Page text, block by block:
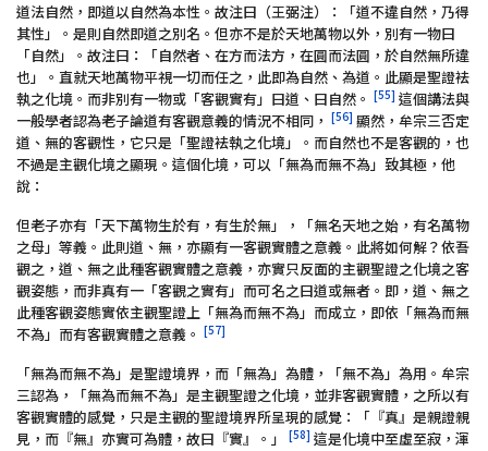
道法自然，即道以自然為本性。故注曰（王弼注）：「道不違自然，乃得
其性」。是則自然即道之別名。但亦不是於天地萬物以外，別有一物曰
「自然」。故注曰：「自然者、在方而法方，在圓而法圓，於自然無所違
也」。直就天地萬物平視一切而任之，此即為自然、為道。此顯是聖證袪
執之化境。而非別有一物或「客觀實有」曰道、曰自然。 [55] 這個講法與
一般學者認為老子論道有客觀意義的情況不相同， [56] 顯然，牟宗三否定
道、無的客觀性，它只是「聖證袪執之化境」。而自然也不是客觀的，也
不過是主觀化境之顯現。這個化境，可以「無為而無不為」致其極，他
說：
但老子亦有「天下萬物生於有，有生於無」，「無名天地之始，有名萬物
之母」等義。此則道、無，亦顯有一客觀實體之意義。此將如何解？依吾
觀之，道、無之此種客觀實體之意義，亦實只反面的主觀聖證之化境之客
觀姿態，而非真有一「客觀之實有」而可名之曰道或無者。即，道、無之
此種客觀姿態實依主觀聖證上「無為而無不為」而成立，即依「無為而無
不為」而有客觀實體之意義。 [57]
「無為而無不為」是聖證境界，而「無為」為體，「無不為」為用。牟宗
三認為，「無為而無不為」是主觀聖證之化境，並非客觀實體，之所以有
客觀實體的感覺，只是主觀的聖證境界所呈現的感覺：「『真』是親證親
見，而『無』亦實可為體，故曰『實』。」
[58] 這是化境中至虛至寂，渾